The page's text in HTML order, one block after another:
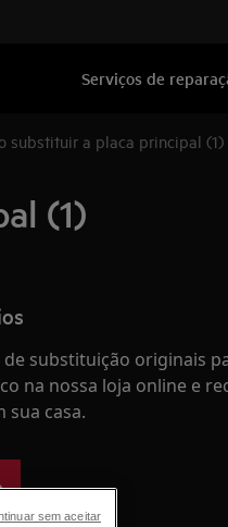
Serviços de
substituir a placa principal (1)
(1)
de substituição originais
na nossa loja online e
sua casa.
sem aceitar